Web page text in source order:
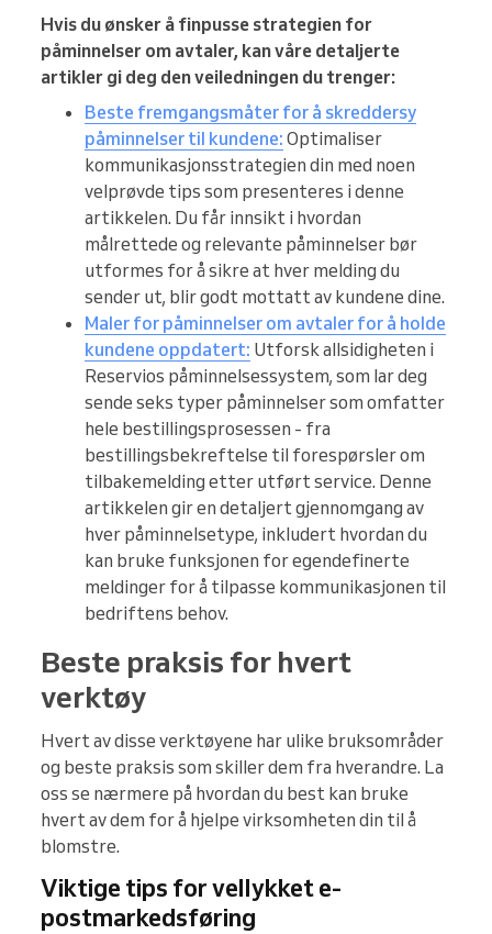
Hvis du ønsker å finpusse strategien for
påminnelser om avtaler, kan våre detaljerte
artikler gi deg den veiledningen du trenger:
Beste fremgangsmåter for å skreddersy
påminnelser til kundene: Optimaliser
kommunikasjonsstrategien din med noen
velprøvde tips som presenteres i denne
artikkelen. Du får innsikt i hvordan
målrettede og relevante påminnelser bør
utformes for å sikre at hver melding du
sender ut, blir godt mottatt av kundene dine.
Maler for påminnelser om avtaler for å holde
kundene oppdatert: Utforsk allsidigheten i
Reservios påminnelsessystem, som lar deg
sende seks typer påminnelser som omfatter
hele bestillingsprosessen - fra
bestillingsbekreftelse til forespørsler om
tilbakemelding etter utført service. Denne
artikkelen gir en detaljert gjennomgang av
hver påminnelsetype, inkludert hvordan du
kan bruke funksjonen for egendefinerte
meldinger for å tilpasse kommunikasjonen til
bedriftens behov.
Beste praksis for hvert
verktøy
Hvert av disse verktøyene har ulike bruksområder
og beste praksis som skiller dem fra hverandre. La
oss se nærmere på hvordan du best kan bruke
hvert av dem for å hjelpe virksomheten din til å
blomstre.
Viktige tips for vellykket e-
postmarkedsføring